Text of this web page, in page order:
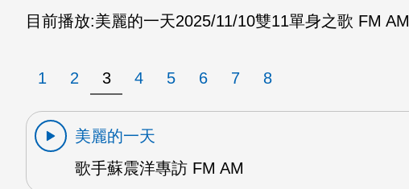
目前播放:美麗的一天2025/11/10雙11單身之歌 FM AM
1 2 3 4 5 6 7 8
美麗的一天
歌手蘇震洋專訪 FM AM